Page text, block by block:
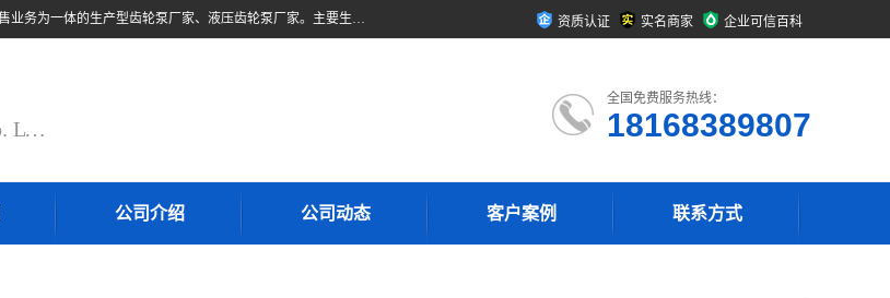
无锡乾锐锋液压科技有限公司，系专业从事各类液压元件与气动元件的研发、生产和销售业务为一体的生产型齿轮泵厂家、液压齿轮泵厂家。主要生产销售风冷式冷却器、液压油风冷却器，冷却器厂家直销、齿轮泵型号、齿轮泵厂家排名详情可来电咨询！ 资质认证 实名商家 企业可信百科
QIANRUIFENG fluid control technology co. LTD
全国免费服务热线：
18168389807
公司介绍 公司动态 客户案例 联系方式